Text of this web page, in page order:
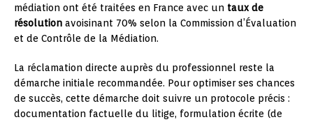
médiation ont été traitées en France avec un taux de
résolution avoisinant 70% selon la Commission d’Évaluation
et de Contrôle de la Médiation.
La réclamation directe auprès du professionnel reste la
démarche initiale recommandée. Pour optimiser ses chances
de succès, cette démarche doit suivre un protocole précis :
documentation factuelle du litige, formulation écrite (de